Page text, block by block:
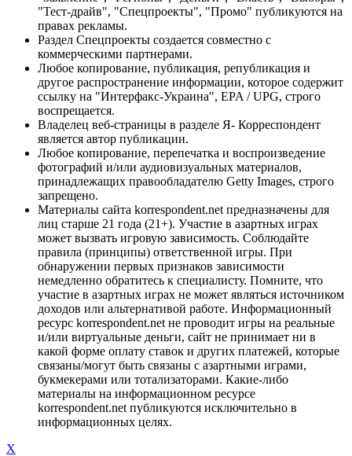
"Тест-драйв", "Спецпроекты", "Промо" публикуются на
правах рекламы.
Раздел Спецпроекты создается совместно с
коммерческими партнерами.
Любое копирование, публикация, републикация и
другое распространение информации, которое содержит
ссылку на "Интерфакс-Украина", EPA / UPG, строго
воспрещается.
Владелец веб-страницы в разделе Я- Корреспондент
является автор публикации.
Любое копирование, перепечатка и воспроизведение
фотографий и/или аудиовизуальных материалов,
принадлежащих правообладателю Getty Images, строго
запрещено.
Материалы сайта korrespondent.net предназначены для
лиц старше 21 года (21+). Участие в азартных играх
может вызвать игровую зависимость. Соблюдайте
правила (принципы) ответственной игры. При
обнаружении первых признаков зависимости
немедленно обратитесь к специалисту. Помните, что
участие в азартных играх не может являться источником
доходов или альтернативой работе. Информационный
ресурс korrespondent.net не проводит игры на реальные
и/или виртуальные деньги, сайт не принимает ни в
какой форме оплату ставок и других платежей, которые
связаны/могут быть связаны с азартными играми,
букмекерами или тотализаторами. Какие-либо
материалы на информационном ресурсе
korrespondent.net публикуются исключительно в
информационных целях.
X